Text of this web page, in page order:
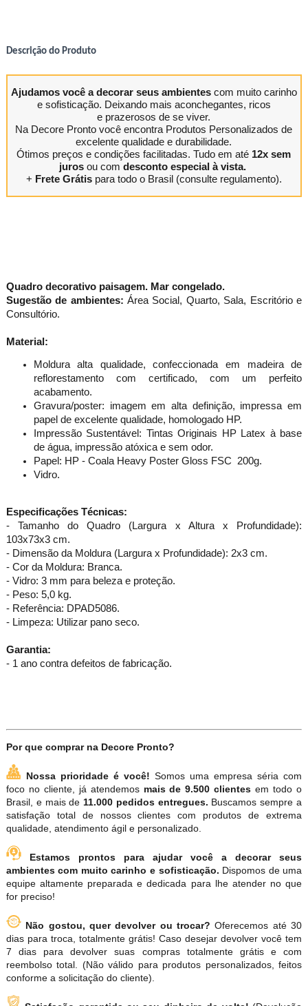
Descrição do Produto
Ajudamos você a decorar seus ambientescom muito carinho
e sofisticação. Deixando mais aconchegantes, ricos
e prazerosos de se viver.
Na Decore Pronto você encontra Produtos Personalizados de
excelente qualidade e durabilidade.
Ótimos preços e condições facilitadas. Tudo em até 12x sem
jurosou com desconto especial à vista.
+ Frete Grátispara todo o Brasil (consulte regulamento).
Quadro decorativo paisagem. Mar congelado.
Sugestão de ambientes:Área Social, Quarto, Sala, Escritório e
Consultório.
Material:
Moldura alta qualidade, confeccionada em madeira de
reflorestamento com certificado, com um perfeito
acabamento.
Gravura/poster: imagem em alta definição, impressa em
papel de excelente qualidade, homologado HP.
Impressão Sustentável: Tintas Originais HP Latex à base
de água, impressão atóxica e sem odor.
Papel: HP - Coala Heavy Poster Gloss FSC 200g.
Vidro.
Especificações Técnicas:
- Tamanho do Quadro (Largura x Altura x Profundidade):
103x73x3 cm.
- Dimensão da Moldura (Largura x Profundidade): 2x3 cm.
- Cor da Moldura: Branca.
- Vidro: 3 mm para beleza e proteção.
- Peso: 5,0 kg.
- Referência: DPAD5086.
- Limpeza: Utilizar pano seco.
Garantia:
- 1 ano contra defeitos de fabricação.
Por que comprar na Decore Pronto?
Nossa prioridade é você! Somos uma empresa séria com
foco no cliente, já atendemos mais de 9.500 clientes em todo o
Brasil, e mais de11.000 pedidos entregues. Buscamos sempre a
satisfação total de nossos clientes com produtos de extrema
qualidade, atendimento ágil e personalizado.
Estamos prontos para ajudar você a decorar seus
ambientes com muito carinho e sofisticação. Dispomos de uma
equipe altamente preparada e dedicada para lhe atender no que
for preciso!
Não gostou, quer devolver ou trocar?Oferecemos até 30
dias para troca, totalmente grátis! Caso desejar devolver você tem
7 dias para devolver suas compras totalmente grátis e com
reembolso total. (Não válido para produtos personalizados, feitos
conforme a solicitação do cliente).